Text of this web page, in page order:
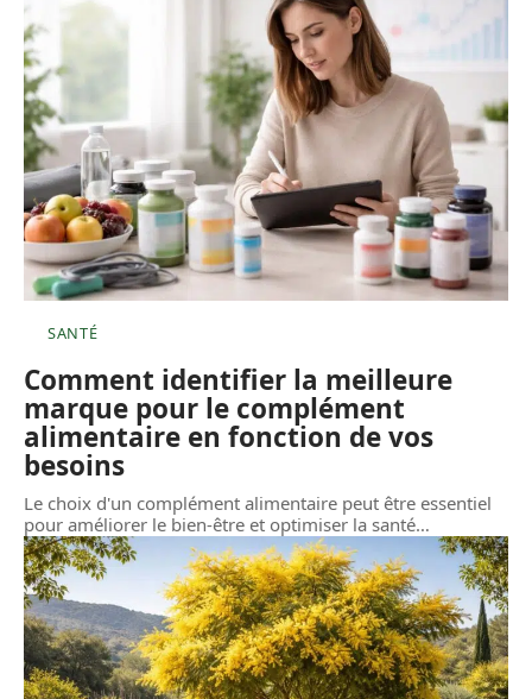
SANTÉ
Comment identifier la meilleure
marque pour le complément
alimentaire en fonction de vos
besoins
Le choix d'un complément alimentaire peut être essentiel
pour améliorer le bien-être et optimiser la santé…